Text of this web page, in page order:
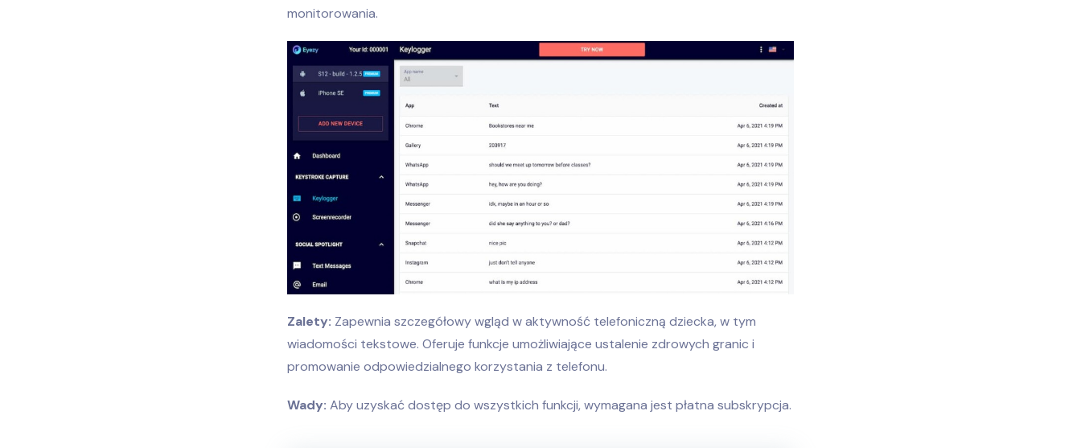
monitorowania.
Zalety: Zapewnia szczegółowy wgląd w aktywność telefoniczną dziecka, w tym
wiadomości tekstowe. Oferuje funkcje umożliwiające ustalenie zdrowych granic i
promowanie odpowiedzialnego korzystania z telefonu.
Wady: Aby uzyskać dostęp do wszystkich funkcji, wymagana jest płatna subskrypcja.